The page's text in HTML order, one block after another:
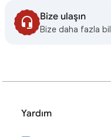
Bize ulaşın
Bize daha fazla
Yardım